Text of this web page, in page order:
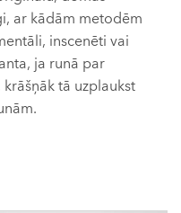
ar kādām metodēm
inscenēti vai
ja runā par
tā uzplaukst